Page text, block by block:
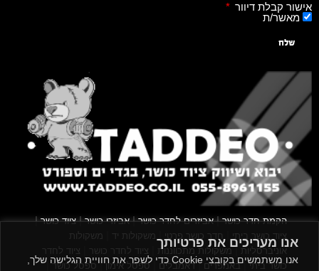
אנו מעריכים את פרטיותך
אנו משתמשים בקובצי Cookie כדי לשפר את חוויית הגלישה שלך,
אישור קבלת דיוור
מאשר/ת
שלח
הקמת חדר כושר|אביזרים לחדר כושר|אביזרי כושר|ציוד כושר|
ציוד כושר ביתי חדר כושר פרטי משקולות יד
משקולות
אוניברסליות |משקולות מתכווננות ציוד לחדר כושר
ציוד לחדר
כושר ביתי|באמפרים |דאמבלים |ספסל אימון | ספסל כושר|